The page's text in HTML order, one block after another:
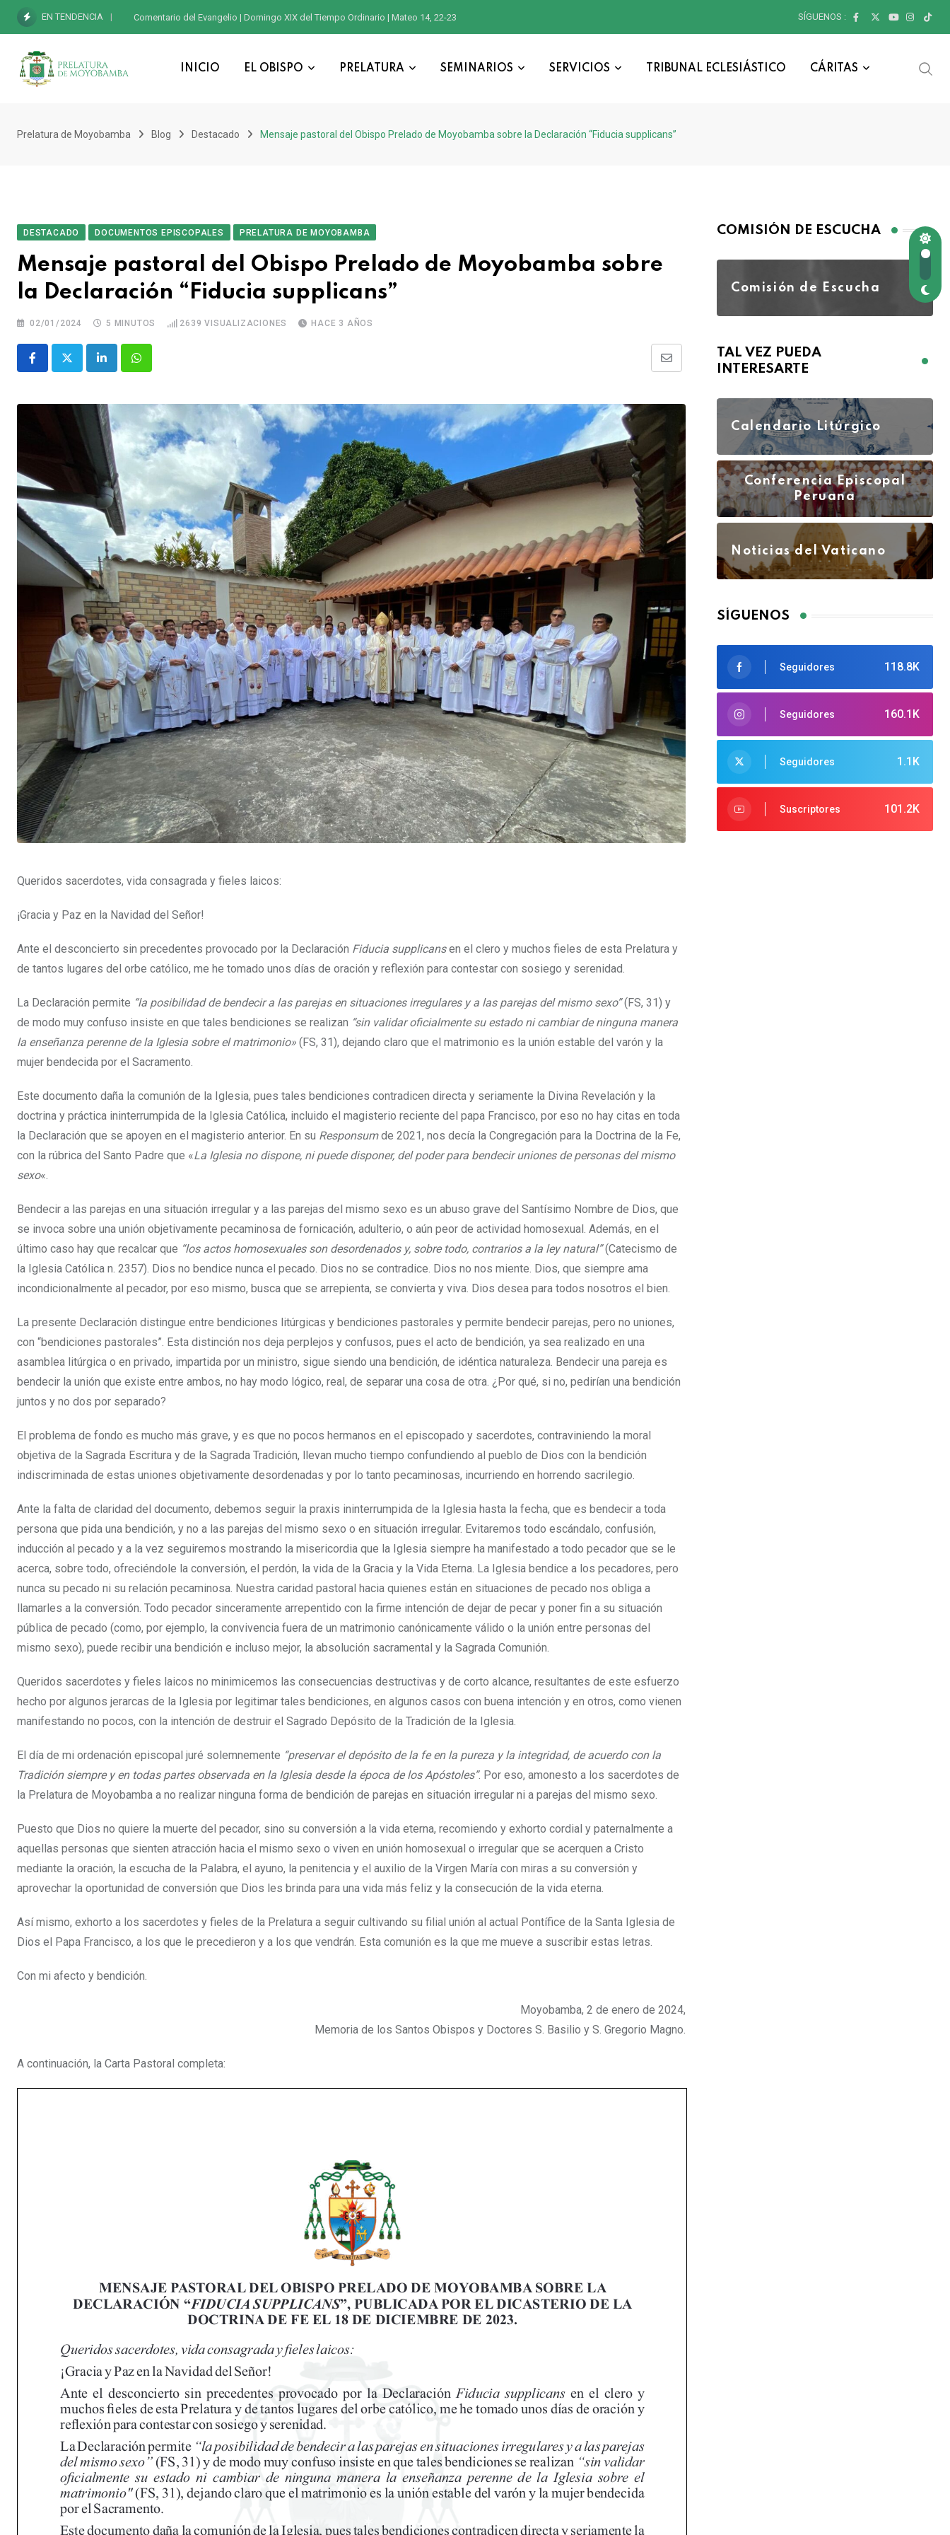
EN TENDENCIA Comentario del Evangelio | Domingo XIX del Tiempo Ordinario | Mateo 14, 22-23 SÍGUENOS :
INICIO EL OBISPO PRELATURA SEMINARIOS SERVICIOS TRIBUNAL ECLESIÁSTICO CÁRITAS
Prelatura de Moyobamba Blog Destacado Mensaje pastoral del Obispo Prelado de Moyobamba sobre la Declaración “Fiducia supplicans”
DESTACADO DOCUMENTOS EPISCOPALES PRELATURA DE MOYOBAMBA
Mensaje pastoral del Obispo Prelado de Moyobamba sobre
la Declaración “Fiducia supplicans”
02/01/2024 5 MINUTOS 2639 VISUALIZACIONES HACE 3 AÑOS
Queridos sacerdotes, vida consagrada y fieles laicos:
¡Gracia y Paz en la Navidad del Señor!
Ante el desconcierto sin precedentes provocado por la Declaración Fiducia supplicansen el clero y muchos fieles de esta Prelatura y
de tantos lugares del orbe católico, me he tomado unos días de oración y reflexión para contestar con sosiego y serenidad.
La Declaración permite “la posibilidad de bendecir a las parejas en situaciones irregulares y a las parejas del mismo sexo”(FS, 31) y
de modo muy confuso insiste en que tales bendiciones se realizan “sin validar oficialmente su estado ni cambiar de ninguna manera
la enseñanza perenne de la Iglesia sobre el matrimonio» (FS, 31), dejando claro que el matrimonio es la unión estable del varón y la
mujer bendecida por el Sacramento.
Este documento daña la comunión de la Iglesia, pues tales bendiciones contradicen directa y seriamente la Divina Revelación y la
doctrina y práctica ininterrumpida de la Iglesia Católica, incluido el magisterio reciente del papa Francisco, por eso no hay citas en toda
la Declaración que se apoyen en el magisterio anterior. En su Responsumde 2021, nos decía la Congregación para la Doctrina de la Fe,
con la rúbrica del Santo Padre que «La Iglesia no dispone, ni puede disponer, del poder para bendecir uniones de personas del mismo
sexo«.
Bendecir a las parejas en una situación irregular y a las parejas del mismo sexo es un abuso grave del Santísimo Nombre de Dios, que
se invoca sobre una unión objetivamente pecaminosa de fornicación, adulterio, o aún peor de actividad homosexual. Además, en el
último caso hay que recalcar que “los actos homosexuales son desordenados y, sobre todo, contrarios a la ley natural”(Catecismo de
la Iglesia Católica n. 2357). Dios no bendice nunca el pecado. Dios no se contradice. Dios no nos miente. Dios, que siempre ama
incondicionalmente al pecador, por eso mismo, busca que se arrepienta, se convierta y viva. Dios desea para todos nosotros el bien.
La presente Declaración distingue entre bendiciones litúrgicas y bendiciones pastorales y permite bendecir parejas, pero no uniones,
con “bendiciones pastorales”. Esta distinción nos deja perplejos y confusos, pues el acto de bendición, ya sea realizado en una
asamblea litúrgica o en privado, impartida por un ministro, sigue siendo una bendición, de idéntica naturaleza. Bendecir una pareja es
bendecir la unión que existe entre ambos, no hay modo lógico, real, de separar una cosa de otra. ¿Por qué, si no, pedirían una bendición
juntos y no dos por separado?
El problema de fondo es mucho más grave, y es que no pocos hermanos en el episcopado y sacerdotes, contraviniendo la moral
objetiva de la Sagrada Escritura y de la Sagrada Tradición, llevan mucho tiempo confundiendo al pueblo de Dios con la bendición
indiscriminada de estas uniones objetivamente desordenadas y por lo tanto pecaminosas, incurriendo en horrendo sacrilegio.
Ante la falta de claridad del documento, debemos seguir la praxis ininterrumpida de la Iglesia hasta la fecha, que es bendecir a toda
persona que pida una bendición, y no a las parejas del mismo sexo o en situación irregular. Evitaremos todo escándalo, confusión,
inducción al pecado y a la vez seguiremos mostrando la misericordia que la Iglesia siempre ha manifestado a todo pecador que se le
acerca, sobre todo, ofreciéndole la conversión, el perdón, la vida de la Gracia y la Vida Eterna. La Iglesia bendice a los pecadores, pero
nunca su pecado ni su relación pecaminosa. Nuestra caridad pastoral hacia quienes están en situaciones de pecado nos obliga a
llamarles a la conversión. Todo pecador sinceramente arrepentido con la firme intención de dejar de pecar y poner fin a su situación
pública de pecado (como, por ejemplo, la convivencia fuera de un matrimonio canónicamente válido o la unión entre personas del
mismo sexo), puede recibir una bendición e incluso mejor, la absolución sacramental y la Sagrada Comunión.
Queridos sacerdotes y fieles laicos no minimicemos las consecuencias destructivas y de corto alcance, resultantes de este esfuerzo
hecho por algunos jerarcas de la Iglesia por legitimar tales bendiciones, en algunos casos con buena intención y en otros, como vienen
manifestando no pocos, con la intención de destruir el Sagrado Depósito de la Tradición de la Iglesia.
El día de mi ordenación episcopal juré solemnemente “preservar el depósito de la fe en la pureza y la integridad, de acuerdo con la
Tradición siempre y en todas partes observada en la Iglesia desde la época de los Apóstoles”. Por eso, amonesto a los sacerdotes de
la Prelatura de Moyobamba a no realizar ninguna forma de bendición de parejas en situación irregular ni a parejas del mismo sexo.
Puesto que Dios no quiere la muerte del pecador, sino su conversión a la vida eterna, recomiendo y exhorto cordial y paternalmente a
aquellas personas que sienten atracción hacia el mismo sexo o viven en unión homosexual o irregular que se acerquen a Cristo
mediante la oración, la escucha de la Palabra, el ayuno, la penitencia y el auxilio de la Virgen María con miras a su conversión y
aprovechar la oportunidad de conversión que Dios les brinda para una vida más feliz y la consecución de la vida eterna.
Así mismo, exhorto a los sacerdotes y fieles de la Prelatura a seguir cultivando su filial unión al actual Pontífice de la Santa Iglesia de
Dios el Papa Francisco, a los que le precedieron y a los que vendrán. Esta comunión es la que me mueve a suscribir estas letras.
Con mi afecto y bendición.
Moyobamba, 2 de enero de 2024,
Memoria de los Santos Obispos y Doctores S. Basilio y S. Gregorio Magno.
A continuación, la Carta Pastoral completa:
COMISIÓN DE ESCUCHA
Comisión de Escucha
TAL VEZ PUEDA
INTERESARTE
Calendario Litúrgico
Conferencia Episcopal
Peruana
Noticias del Vaticano
SÍGUENOS
118.8K
Seguidores
160.1K
Seguidores
1.1K
Seguidores
101.2K
Suscriptores